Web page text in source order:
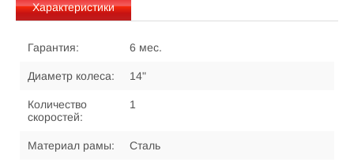
Характеристики
Гарантия: 6 мес.
Диаметр колеса: 14"
Количество
скоростей:
1
Материал рамы: Сталь